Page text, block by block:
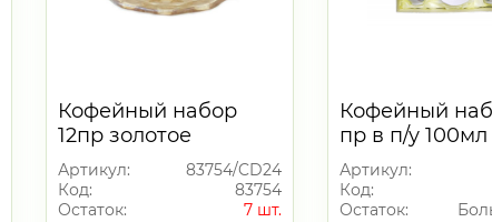
Кофейный набор
12пр золотое
напыление 100мл
Артикул:
83754/CD24
Код:
83754
Остаток:
7 шт.
Кофейный
пр в п/у 100мл
Артикул:
Код:
Остаток: